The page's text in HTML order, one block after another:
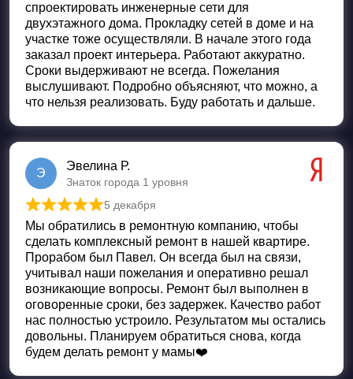
спроектировать инженерные сети для
двухэтажного дома. Прокладку сетей в доме и на
участке тоже осуществляли. В начале этого года
заказал проект интерьера. Работают аккуратно.
Сроки выдерживают не всегда. Пожелания
выслушивают. Подробно объясняют, что можно, а
что нельзя реализовать. Буду работать и дальше.
Э
Эвелина Р.
Знаток города 1 уровня
Оценка 5 из 5
5 декабря
Мы обратились в ремонтную компанию, чтобы
сделать комплексный ремонт в нашей квартире.
Прорабом был Павел. Он всегда был на связи,
учитывал наши пожелания и оперативно решал
возникающие вопросы. Ремонт был выполнен в
оговоренные сроки, без задержек. Качество работ
нас полностью устроило. Результатом мы остались
довольны. Планируем обратиться снова, когда
будем делать ремонт у мамы❤️